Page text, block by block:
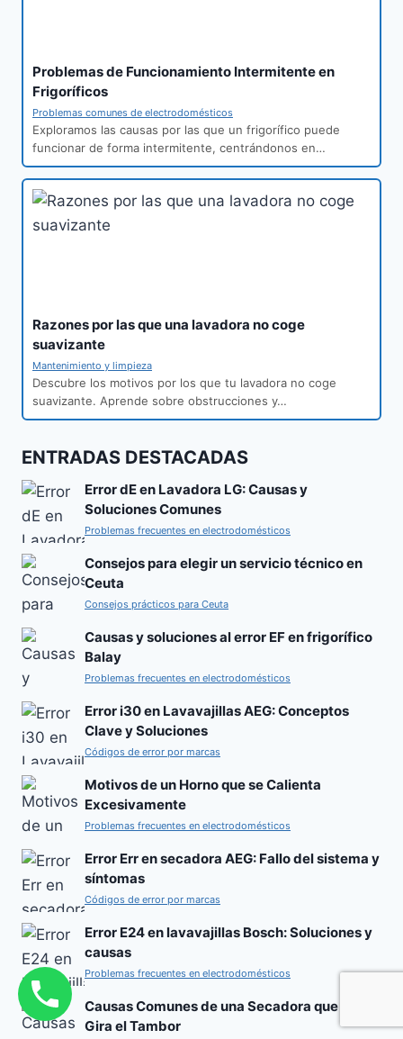
Problemas de Funcionamiento Intermitente en
Frigoríficos
Problemas comunes de electrodomésticos
Exploramos las causas por las que un frigorífico puede
funcionar de forma intermitente, centrándonos en…
Razones por las que una lavadora no coge
suavizante
Mantenimiento y limpieza
Descubre los motivos por los que tu lavadora no coge
suavizante. Aprende sobre obstrucciones y…
ENTRADAS DESTACADAS
Error dE en Lavadora LG: Causas y
Soluciones Comunes
Problemas frecuentes en electrodomésticos
Consejos para elegir un servicio técnico en
Ceuta
Consejos prácticos para Ceuta
Causas y soluciones al error EF en frigorífico
Balay
Problemas frecuentes en electrodomésticos
Error i30 en Lavavajillas AEG: Conceptos
Clave y Soluciones
Códigos de error por marcas
Motivos de un Horno que se Calienta
Excesivamente
Problemas frecuentes en electrodomésticos
Error Err en secadora AEG: Fallo del sistema y
síntomas
Códigos de error por marcas
Error E24 en lavavajillas Bosch: Soluciones y
causas
Problemas frecuentes en electrodomésticos
Causas Comunes de una Secadora que no
Gira el Tambor